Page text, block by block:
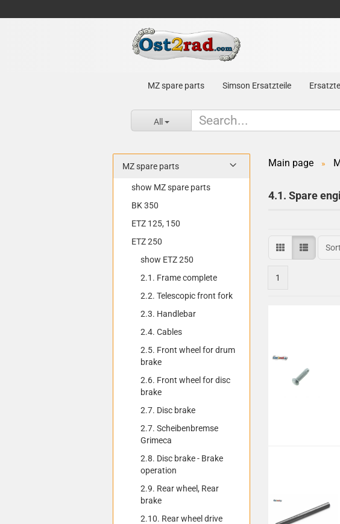
MZ spare parts Simson Ersatzteile
All
Main page »
4.1. Spare
1
MZ spare parts
show MZ spare parts
BK 350
ETZ 125, 150
ETZ 250
show ETZ 250
2.1. Frame complete
2.2. Telescopic front fork
2.3. Handlebar
2.4. Cables
2.5. Front wheel for drum
brake
2.6. Front wheel for disc
brake
2.7. Disc brake
2.7. Scheibenbremse
Grimeca
2.8. Disc brake - Brake
operation
2.9. Rear wheel, Rear
brake
2.10. Rear wheel drive